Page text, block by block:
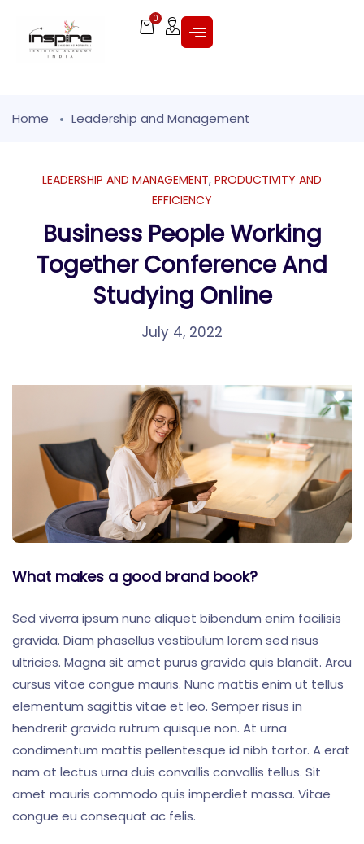
0
Home Leadership and Management
LEADERSHIP AND MANAGEMENT, PRODUCTIVITY AND
EFFICIENCY
Business People Working
Together Conference And
Studying Online
July 4, 2022
What makes a good brand book?
Sed viverra ipsum nunc aliquet bibendum enim facilisis
gravida. Diam phasellus vestibulum lorem sed risus
ultricies. Magna sit amet purus gravida quis blandit. Arcu
cursus vitae congue mauris. Nunc mattis enim ut tellus
elementum sagittis vitae et leo. Semper risus in
hendrerit gravida rutrum quisque non. At urna
condimentum mattis pellentesque id nibh tortor. A erat
nam at lectus urna duis convallis convallis tellus. Sit
amet mauris commodo quis imperdiet massa. Vitae
congue eu consequat ac felis.